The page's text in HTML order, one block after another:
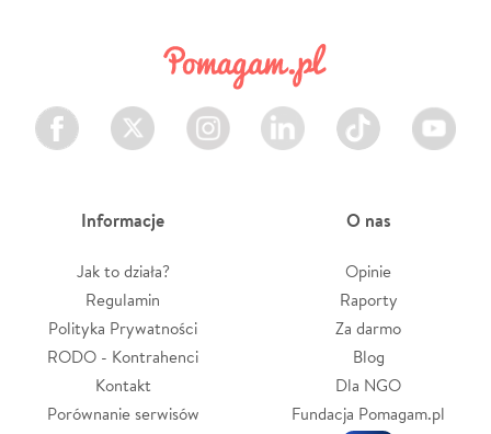
Facebook Twitter Instagram LinkedIn TikTok Youtube
Informacje
Jak to działa?
Regulamin
Polityka Prywatności
RODO - Kontrahenci
Kontakt
Porównanie serwisów
O nas
Opinie
Raporty
Za darmo
Blog
Dla NGO
Fundacja Pomagam.pl